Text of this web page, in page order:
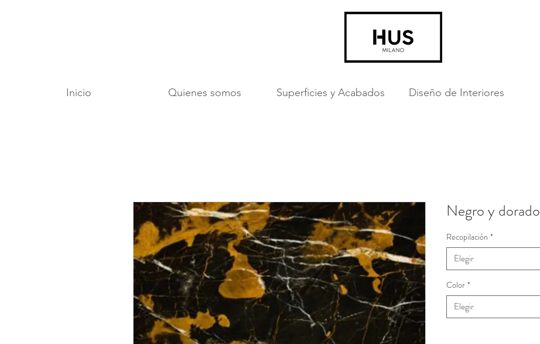
Inicio Quienes somos Superficies y Acabados Diseño de Interiores
Negro y dorado
Recopilación *
Elegir
Color *
Elegir